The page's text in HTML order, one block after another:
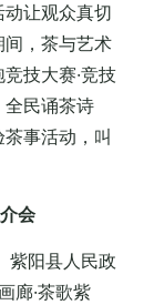
让观众真切
，茶与艺术
技大赛·竞技
全民诵茶诗
事活动，叫
会
紫阳县人民政
廊·茶歌紫